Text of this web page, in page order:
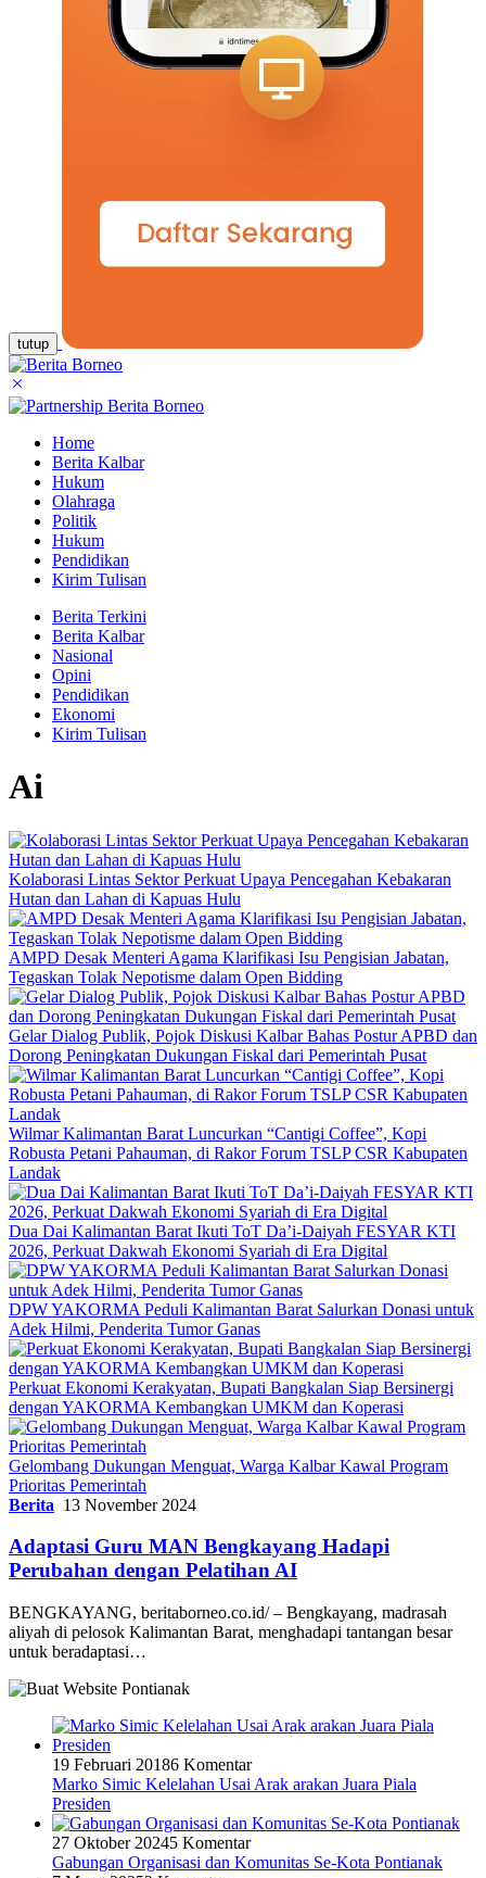
tutup
Home
Berita Kalbar
Hukum
Olahraga
Politik
Hukum
Pendidikan
Kirim Tulisan
Berita Terkini
Berita Kalbar
Nasional
Opini
Pendidikan
Ekonomi
Kirim Tulisan
Ai
Kolaborasi Lintas Sektor Perkuat Upaya Pencegahan Kebakaran
Hutan dan Lahan di Kapuas Hulu
AMPD Desak Menteri Agama Klarifikasi Isu Pengisian Jabatan,
Tegaskan Tolak Nepotisme dalam Open Bidding
Gelar Dialog Publik, Pojok Diskusi Kalbar Bahas Postur APBD dan
Dorong Peningkatan Dukungan Fiskal dari Pemerintah Pusat
Wilmar Kalimantan Barat Luncurkan “Cantigi Coffee”, Kopi
Robusta Petani Pahauman, di Rakor Forum TSLP CSR Kabupaten
Landak
Dua Dai Kalimantan Barat Ikuti ToT Da’i-Daiyah FESYAR KTI
2026, Perkuat Dakwah Ekonomi Syariah di Era Digital
DPW YAKORMA Peduli Kalimantan Barat Salurkan Donasi untuk
Adek Hilmi, Penderita Tumor Ganas
Perkuat Ekonomi Kerakyatan, Bupati Bangkalan Siap Bersinergi
dengan YAKORMA Kembangkan UMKM dan Koperasi
Gelombang Dukungan Menguat, Warga Kalbar Kawal Program
Prioritas Pemerintah
Berita 13 November 2024
Adaptasi Guru MAN Bengkayang Hadapi
Perubahan dengan Pelatihan AI
BENGKAYANG, beritaborneo.co.id/ – Bengkayang, madrasah
aliyah di pelosok Kalimantan Barat, menghadapi tantangan besar
untuk beradaptasi…
19 Februari 20186 Komentar
Marko Simic Kelelahan Usai Arak arakan Juara Piala
Presiden
27 Oktober 20245 Komentar
Gabungan Organisasi dan Komunitas Se-Kota Pontianak